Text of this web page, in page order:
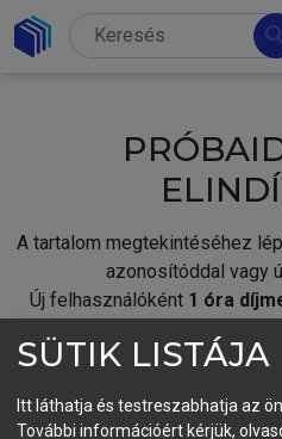
A tartalom megtekintéséhez
azonosítóddal vagy
Új felhasználóként 1 óra
fiókoddal,vagy
A regisztráció után a
SÜTIK LISTÁJA
Itt láthatja és testreszabhatja az
További információért kérjük,